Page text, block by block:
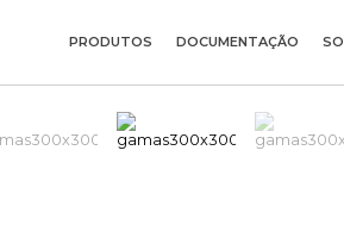
PRODUTOS DOCUMENTAÇÃO